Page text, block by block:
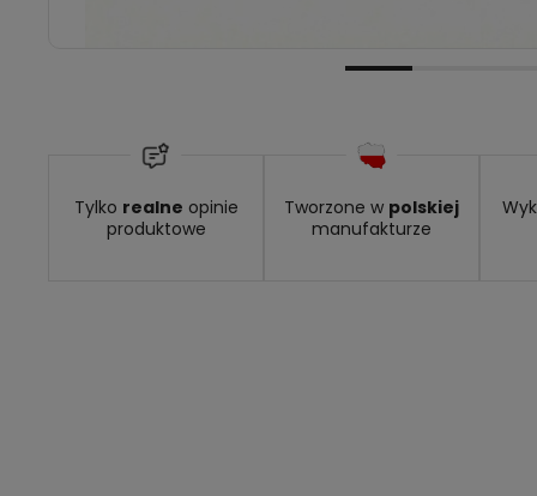
Tylko realne opinie
produktowe
Tworzone w polskiej
manufakturze